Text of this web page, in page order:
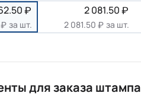
за шт.
2 081.50
2 081.50 за шт.
для заказа штампа